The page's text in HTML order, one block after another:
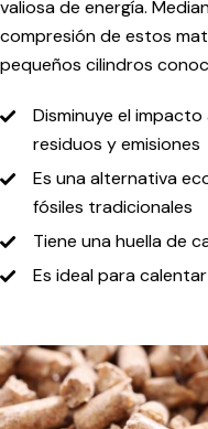
valiosa de energía.
compresión de estos
pequeños cilindros
Disminuye el
residuos y emisiones
Es una alternativa
fósiles tradicionales
Tiene una huella de
Es ideal para